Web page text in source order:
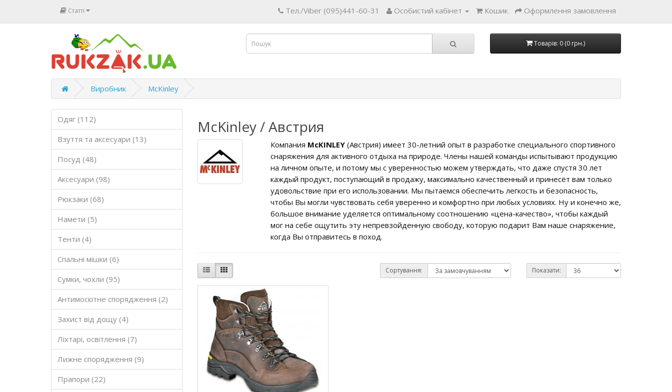
Статті Тел./Viber (095)441-60-31 Особистий кабінет Кошик Оформлення замовлення
Товарів: 0 (0 грн.)
Виробник McKinley
Одяг (112)
Взуття та аксесуари (13)
Посуд (48)
Аксесуари (98)
Рюкзаки (68)
Намети (5)
Тенти (4)
Спальні мішки (6)
Сумки, чохли (95)
Антимоскітне спорядження (2)
Захист від дощу (4)
Ліхтарі, освітлення (7)
Лижне спорядження (9)
Прапори (22)
McKinley / Австрия
Компания McKINLEY(Австрия) имеет 30-летний опыт в разработке специального спортивного
снаряжения для активного отдыха на природе. Члены нашей команды испытывают продукцию
на личном опыте, и потому мы с уверенностью можем утверждать, что даже спустя 30 лет
каждый продукт, поступающий в продажу, максимально качественный и принесёт вам только
удовольствие при его использовании. Мы пытаемся обеспечить легкость и безопасность,
чтобы Вы могли чувствовать себя уверенно и комфортно при любых условиях. Ну и конечно же,
большое внимание уделяется оптимальному соотношению «цена-качество», чтобы каждый
мог на себе ощутить эту непревзойденную свободу, которую подарит Вам наше снаряжение,
когда Вы отправитесь в поход.
Сортування: Показати: